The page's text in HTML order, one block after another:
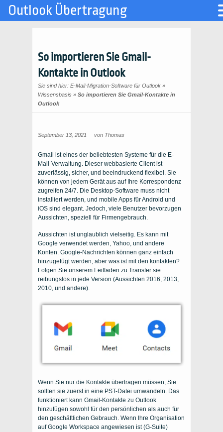
So importieren Sie Gmail-
Kontakte in Outlook
Sie sind hier: E-Mail-Migration-Software für Outlook »
Wissensbasis » So importieren Sie Gmail-Kontakte in
Outlook
September 13, 2021 von Thomas
Gmail ist eines der beliebtesten Systeme für die E-
Mail-Verwaltung. Dieser webbasierte Client ist
zuverlässig, sicher, und beeindruckend flexibel. Sie
können von jedem Gerät aus auf Ihre Korrespondenz
zugreifen 24/7. Die Desktop-Software muss nicht
installiert werden, und mobile Apps für Android und
iOS sind elegant. Jedoch, viele Benutzer bevorzugen
Aussichten, speziell für Firmengebrauch.
Aussichten ist unglaublich vielseitig. Es kann mit
Google verwendet werden, Yahoo, und andere
Konten. Google-Nachrichten können ganz einfach
hinzugefügt werden, aber was ist mit den kontakten?
Folgen Sie unserem Leitfaden zu Transfer sie
reibungslos in jede Version (Aussichten 2016, 2013,
2010, und andere).
Wenn Sie nur die Kontakte übertragen müssen, Sie
sollten sie zuerst in eine PST-Datei umwandeln. Das
funktioniert kann Gmail-Kontakte zu Outlook
hinzufügen sowohl für den persönlichen als auch für
den geschäftlichen Gebrauch. Wenn Ihre Organisation
auf Google Workspace angewiesen ist (G-Suite)
Outlook Übertragung